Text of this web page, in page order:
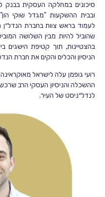
סיכונים במחלקה העסקית בבנק
ובבית ההשקעות "מגדל שוקי
לעמוד בראש צוות בחברת הנדל״ן
בהצטיינות, תוך קטיפת הישגים
הניסיון והכלים והקים את חברת
ההשכלה והניסיון העסקי הרב
לנדל״ניסט של העיר.